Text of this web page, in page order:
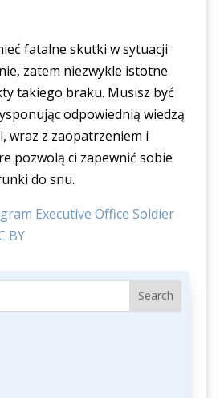
fatalne skutki w sytuacji
zatem niezwykle istotne
takiego braku. Musisz być
odpowiednią wiedzą
wraz z zaopatrzeniem i
pozwolą ci zapewnić sobie
do snu.
Executive Office Soldier
BY